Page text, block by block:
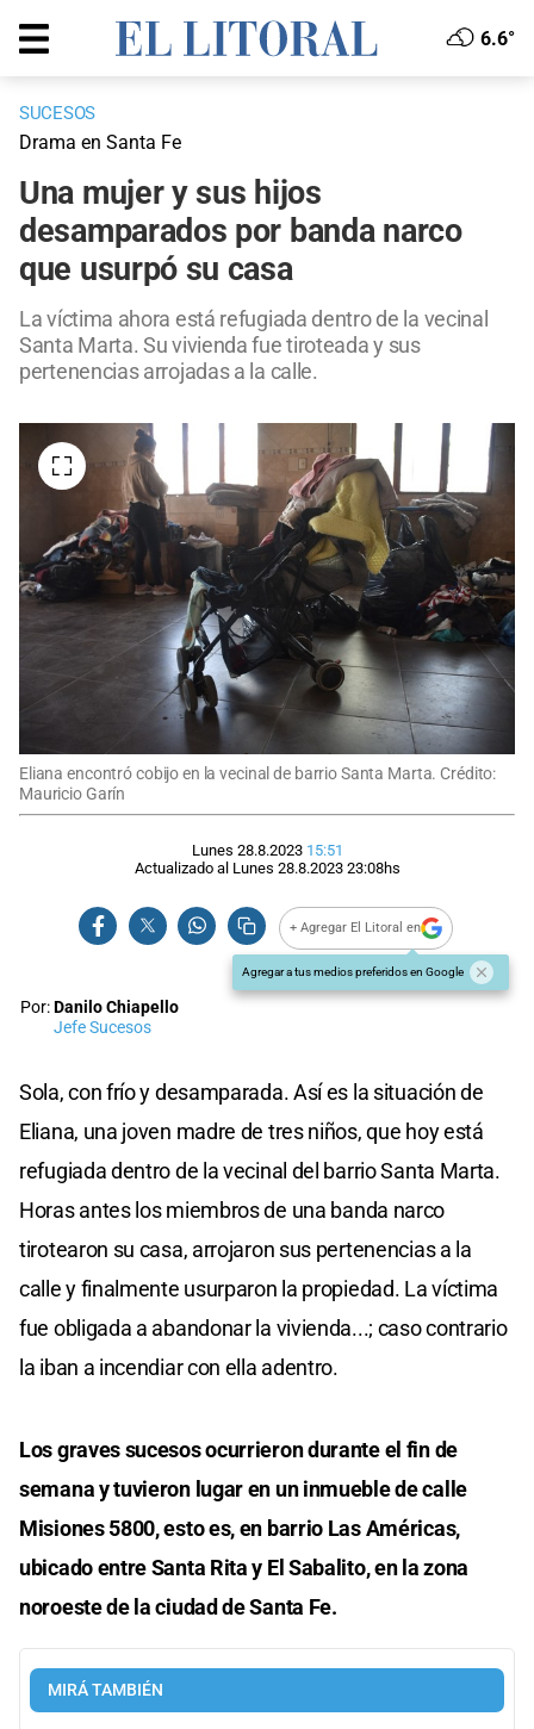
6.6°
SUCESOS
Drama en Santa Fe
Una mujer y sus hijos
desamparados por banda narco
que usurpó su casa
La víctima ahora está refugiada dentro de la vecinal
Santa Marta. Su vivienda fue tiroteada y sus
pertenencias arrojadas a la calle.
Eliana encontró cobijo en la vecinal de barrio Santa Marta. Crédito:
Mauricio Garín
Lunes 28.8.2023 15:51
Actualizado al Lunes 28.8.2023 23:08hs
+ Agregar El Litoral en
Agregar a tus medios preferidos en Google
Por:Danilo Chiapello
Jefe Sucesos
Sola, con frío y desamparada. Así es la situación de
Eliana, una joven madre de tres niños, que hoy está
refugiada dentro de la vecinal del barrio Santa Marta.
Horas antes los miembros de una banda narco
tirotearon su casa, arrojaron sus pertenencias a la
calle y finalmente usurparon la propiedad. La víctima
fue obligada a abandonar la vivienda...; caso contrario
la iban a incendiar con ella adentro.
Los graves sucesos ocurrieron durante el fin de
semana y tuvieron lugar en un inmueble de calle
Misiones 5800, esto es, en barrio Las Américas,
ubicado entre Santa Rita y El Sabalito, en la zona
noroeste de la ciudad de Santa Fe.
MIRÁ TAMBIÉN